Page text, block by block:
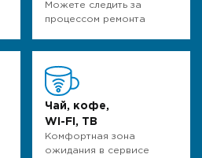
Можете следить за
процессом ремонта
Чай, кофе,
WI-FI, ТВ
Комфортная зона
ожидания в сервисе